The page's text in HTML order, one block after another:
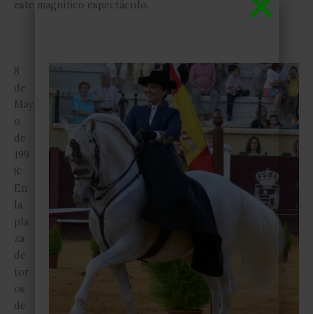
este magnífico espectáculo.
8
de
May
o
de
199
8:
En
la
pla
za
de
tor
os
de